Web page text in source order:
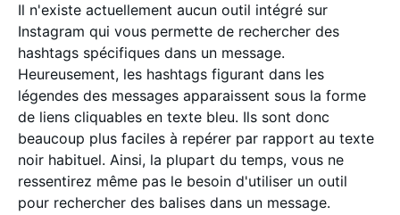
Il n'existe actuellement aucun outil intégré sur
Instagram qui vous permette de rechercher des
hashtags spécifiques dans un message.
Heureusement, les hashtags figurant dans les
légendes des messages apparaissent sous la forme
de liens cliquables en texte bleu. Ils sont donc
beaucoup plus faciles à repérer par rapport au texte
noir habituel. Ainsi, la plupart du temps, vous ne
ressentirez même pas le besoin d'utiliser un outil
pour rechercher des balises dans un message.